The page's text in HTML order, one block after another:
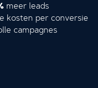
meer leads
kosten per conversie
campagnes